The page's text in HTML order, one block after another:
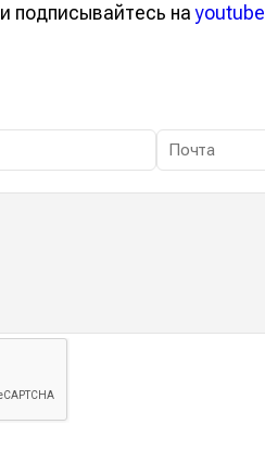
и подписывайтесь наyoutube